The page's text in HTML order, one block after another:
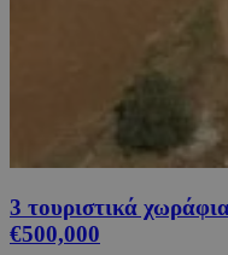
3 τουριστικά
€500,000